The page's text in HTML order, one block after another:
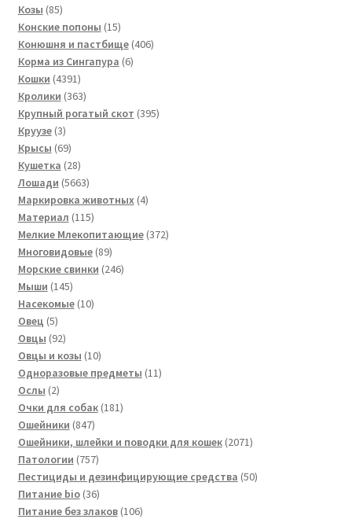
Козы 8585
товаров
Конские попоны 1515
товаров
Конюшня и пастбище 406406
Корма из Сингапура 66
Кошки 43914391
товар
Кролики 363363
товара
Крупный рогатый скот 395395
Круузе 33
товара
Крысы 6969
товаров
Кушетка 2828
товаров
Лошади 56635663
товара
Маркировка животных 44
Материал 115115
товаров
Мелкие Млекопитающие 372372
Многовидовые 8989
товаров
Морские свинки 246246
Мыши 145145
товаров
Насекомые 1010
Овец 55
товаров
Овцы 9292
товара
Овцы и козы 1010
товаров
Одноразовые предметы 1111
Ослы 22
товара
Очки для собак 181181
Ошейники 847847
товаров
Ошейники, шлейки и поводки для кошек 20712071
Патологии 757757
товаров
Пестициды и дезинфицирующие средства 5050
Питание bio 3636
товаров
Питание без злаков 106106